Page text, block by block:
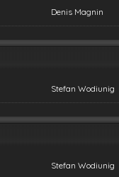
Denis Magnin
Stefan Wodiunig
Stefan Wodiunig